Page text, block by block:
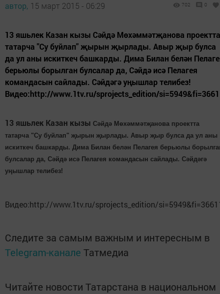
автор, 15 март 2015 - 06:29 702 0
13 яшьлек Казан кызы Сәйдә Мөхәммәтҗанова проектта
татарча "Су буйлап" җырын җырлады. Авыр җыр булса
да ул аны искиткеч башкарды. Дима Билан белән
берьюлы борылган булсалар да, Сәйдә исә Пелагея
командасын сайлады. Сәйдәгә уңышлар телибез!
Видео:http://www.1tv.ru/sprojects_edition/
13 яшьлек Казан кызы Сәйдә Мөхәммәтҗанова проектта
татарча "Су буйлап" җырын җырлады. Авыр җыр булса да ул аны
искиткеч башкарды. Дима Билан белән Пелагея берьюлы
булсалар да, Сәйдә исә Пелагея командасын сайлады. Сәйдәгә
уңышлар телибез!
Видео:http://www.1tv.ru/sprojects_edition/
Следите за самым важным и интересным в
Telegram-канале Татмедиа
Читайте новости Татарстана в национальном